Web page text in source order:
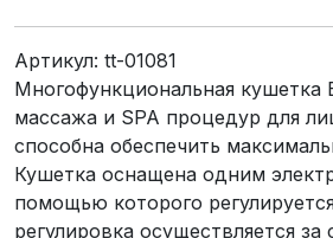
Артикул: tt-01081
Многофункциональная кушетка
массажа и SPA процедур для
способна обеспечить
Кушетка оснащена одним
помощью которого
регулировка осуществляется за